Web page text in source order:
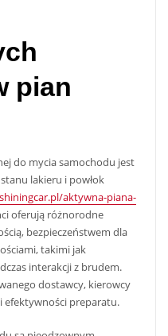
pian
do mycia samochodu jest
lakieru i powłok
aktywna-piana-
oferują różnorodne
bezpieczeństwem dla
takimi jak
interakcji z brudem.
dostawcy, kierowcy
efektywności preparatu.